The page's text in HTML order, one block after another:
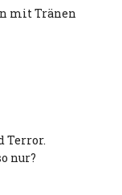
mit Tränen
Terror.
nur?